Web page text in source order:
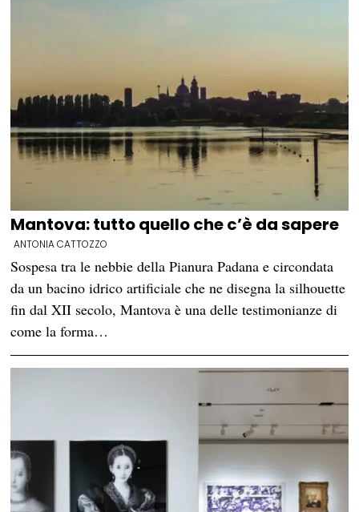
Mantova: tutto quello che c’è da sapere
ANTONIA CATTOZZO
Sospesa tra le nebbie della Pianura Padana e circondata
da un bacino idrico artificiale che ne disegna la silhouette
fin dal XII secolo, Mantova è una delle testimonianze di
come la forma…